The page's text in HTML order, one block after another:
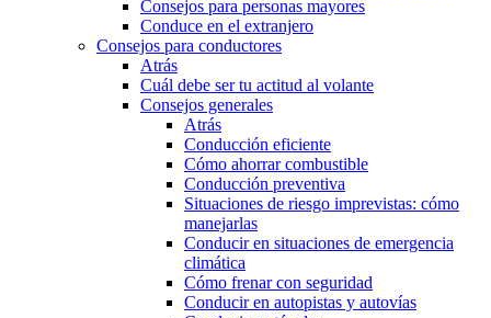
Consejos para personas mayores
Conduce en el extranjero
Consejos para conductores
Atrás
Cuál debe ser tu actitud al volante
Consejos generales
Atrás
Conducción eficiente
Cómo ahorrar combustible
Conducción preventiva
Situaciones de riesgo imprevistas: cómo
manejarlas
Conducir en situaciones de emergencia
climática
Cómo frenar con seguridad
Conducir en autopistas y autovías